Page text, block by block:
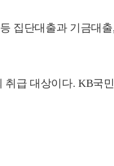
집단대출과 기금대
급 대상이다. KB국